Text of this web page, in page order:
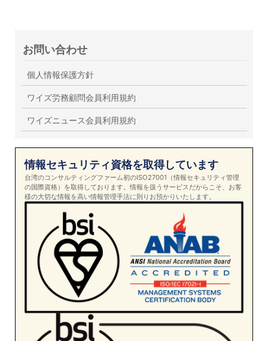
お問い合わせ
個人情報保護方針
ワイズ労務顧問会員利用規約
ワイズニュース会員利用規約
情報セキュリティ資格を取得しています
台湾のコンサルティングファーム初のISO27001（情報セキュリティ管理
の国際資格）を取得しております。情報を扱うサービスだからこそ、お客
様の大切な情報を高い情報管理手法に則りお預かりいたします。